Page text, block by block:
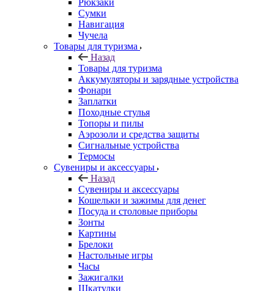
Рюкзаки
Сумки
Навигация
Чучела
Товары для туризма
Назад
Товары для туризма
Аккумуляторы и зарядные устройства
Фонари
Заплатки
Походные стулья
Топоры и пилы
Аэрозоли и средства защиты
Сигнальные устройства
Термосы
Сувениры и аксессуары
Назад
Сувениры и аксессуары
Кошельки и зажимы для денег
Посуда и столовые приборы
Зонты
Картины
Брелоки
Настольные игры
Часы
Зажигалки
Шкатулки